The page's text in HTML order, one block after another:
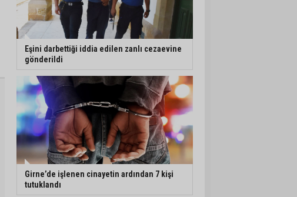
Eşini darbettiği iddia edilen zanlı cezaevine
gönderildi
Girne’de işlenen cinayetin ardından 7 kişi
tutuklandı